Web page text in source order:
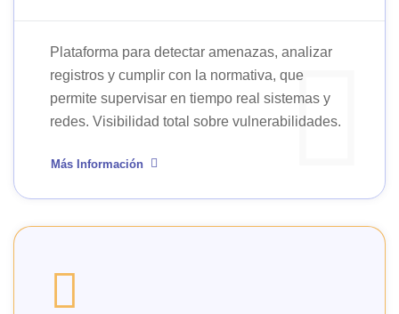
Plataforma para detectar amenazas, analizar
registros y cumplir con la normativa, que
permite supervisar en tiempo real sistemas y
redes. Visibilidad total sobre vulnerabilidades.
Más Información